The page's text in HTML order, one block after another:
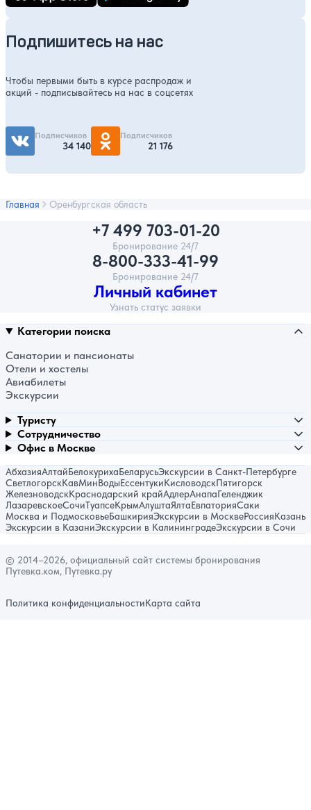
Подпишитесь на нас
Чтобы первыми быть в курсе распродаж и
акций - подписывайтесь на нас в соцсетях
Подписчиков
34 140
Подписчиков
21 176
Главная Оренбургская область
+7 499 703-01-20
Бронирование 24/7
8-800-333-41-99
Бронирование 24/7
Личный кабинет
Узнать статус заявки
Категории поиска
Санатории и пансионаты
Отели и хостелы
Авиабилеты
Экскурсии
Туристу
Сотрудничество
Офис в Москве
АбхазияАлтайБелокурихаБеларусьЭкскурсии в Санкт-Петербурге
СветлогорскКавМинВодыЕссентукиКисловодскПятигорск
ЖелезноводскКраснодарский крайАдлерАнапаГеленджик
ЛазаревскоеСочиТуапсеКрымАлуштаЯлтаЕвпаторияСаки
Москва и ПодмосковьеБашкирияЭкскурсии в МосквеРоссияКазань
Экскурсии в КазаниЭкскурсии в КалининградеЭкскурсии в Сочи
© 2014–2026, официальный сайт системы бронирования
Путевка.ком, Путевка.ру
Политика конфиденциальностиКарта сайта